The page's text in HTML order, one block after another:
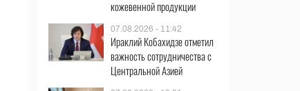
кожевенной продукции
07.08.2026 - 11:42
Ираклий Кобахидзе отметил
важность сотрудничества с
Центральной Азией